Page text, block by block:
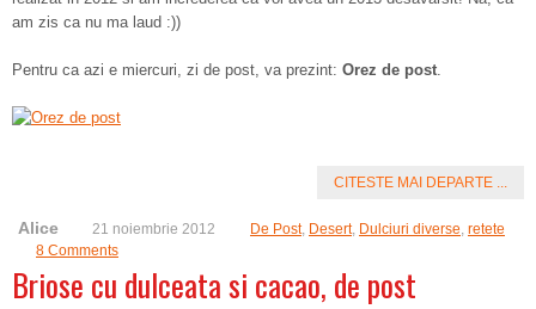
am zis ca nu ma laud :))
Pentru ca azi e miercuri, zi de post, va prezint: Orez de post.
CITESTE MAI DEPARTE ...
Alice 21 noiembrie 2012 De Post, Desert, Dulciuri diverse, retete
8 Comments
Briose cu dulceata si cacao, de post